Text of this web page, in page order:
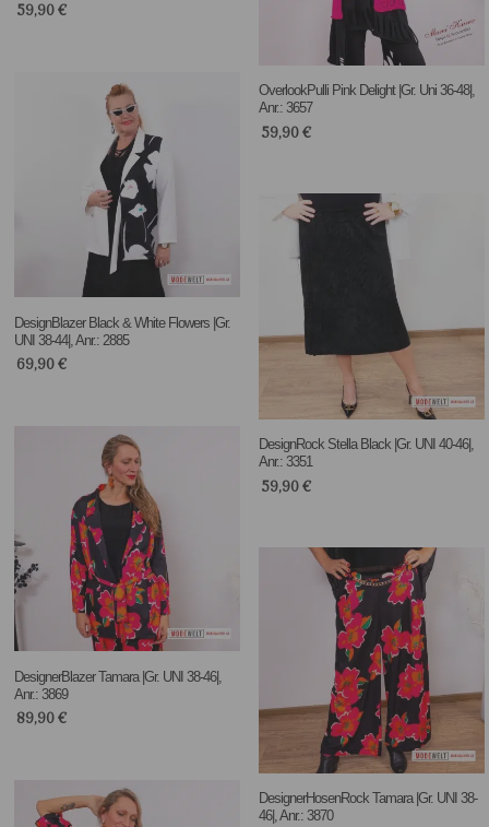
59,90€
OverlookPulli Pink Delight |Gr. Uni 36-48|,
Anr.: 3657
59,90€
DesignBlazer Black & White Flowers |Gr.
UNI 38-44|, Anr.: 2885
69,90€
DesignRock Stella Black |Gr. UNI 40-46|,
Anr.: 3351
59,90€
DesignerBlazer Tamara |Gr. UNI 38-46|,
Anr.: 3869
89,90€
DesignerHosenRock Tamara |Gr. UNI 38-
46|, Anr.: 3870